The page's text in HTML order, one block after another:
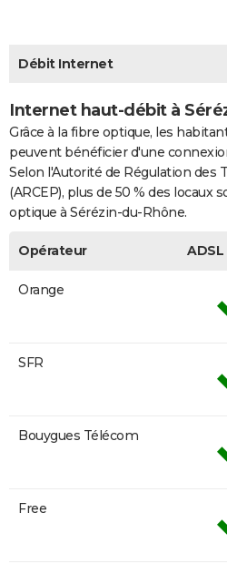
GUIDES D'ACHAT
CARTE DE VOEUX
Carte de Noël
Carte Bonne année
Carte Saint-Valentin
Carte Pâques
Carte d'anniversaire
DICTIONNAIRE
Dictionnaire
Biographies
Citations
Expressions
Proverbes
PROGRAMME TV
COPAINS D'AVANT
Débit Internet
Internet haut-débit à
Grâce à la fibre optique, les
peuvent bénéficier d'une
Selon l'Autorité de Régulation des
(ARCEP), plus de 50 % des locaux
optique à Sérézin-du-Rhône.
Opérateur ADSL
Orange
SFR
Bouygues Télécom
Free